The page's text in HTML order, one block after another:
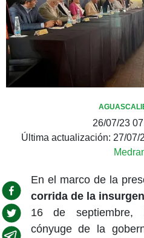
26/07/23
Última actualización: 27/07/
En el marco de la
corrida de la
16 de septiembre,
cónyuge de la